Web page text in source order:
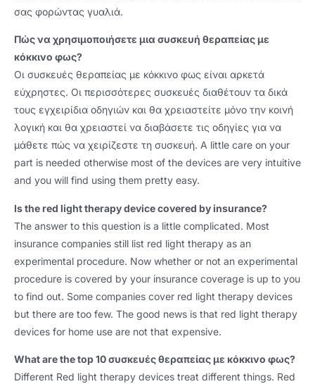
σας φορώντας γυαλιά.
Πώς να χρησιμοποιήσετε μια συσκευή θεραπείας με
κόκκινο φως?
Οι συσκευές θεραπείας με κόκκινο φως είναι αρκετά
εύχρηστες. Οι περισσότερες συσκευές διαθέτουν τα δικά
τους εγχειρίδια οδηγιών και θα χρειαστείτε μόνο την κοινή
λογική και θα χρειαστεί να διαβάσετε τις οδηγίες για να
μάθετε πώς να χειρίζεστε τη συσκευή. A little care on your
part is needed otherwise most of the devices are very intuitive
and you will find using them pretty easy.
Is the red light therapy device covered by insurance?
The answer to this question is a little complicated. Most
insurance companies still list red light therapy as an
experimental procedure. Now whether or not an experimental
procedure is covered by your insurance coverage is up to you
to find out. Some companies cover red light therapy devices
but there are too few. The good news is that red light therapy
devices for home use are not that expensive.
What are the top10 συσκευές θεραπείας με κόκκινο φως?
Different Red light therapy devices treat different things. Red